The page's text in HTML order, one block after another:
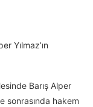
Yılmaz’ın
Barış Alper
sonrasında hakem